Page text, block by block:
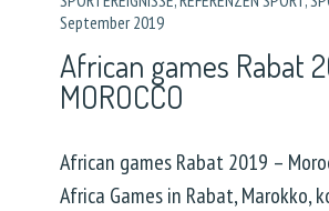
September 2019
African games Rabat
MOROCCO
African games Rabat 2019 –
Africa Games in Rabat, Marokko,